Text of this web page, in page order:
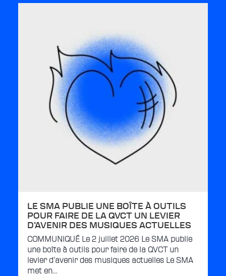
LE SMA PUBLIE UNE BOÎTE À OUTILS
POUR FAIRE DE LA QVCT UN LEVIER
D’AVENIR DES MUSIQUES ACTUELLES
COMMUNIQUÉ Le 2 juillet 2026 Le SMA publie
une boîte à outils pour faire de la QVCT un
levier d’avenir des musiques actuelles Le SMA
met en…